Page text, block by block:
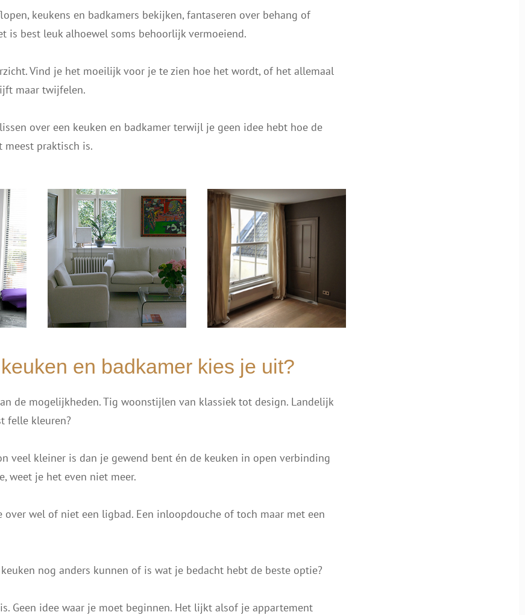
keukens en badkamers bekijken, fantaseren over behang of
is best leuk alhoewel soms behoorlijk vermoeiend.
Vind je het moeilijk voor je te zien hoe het wordt, of het allemaal
maar twijfelen.
over een keuken en badkamer terwijl je geen idee hebt hoe de
praktisch is.
en badkamer kies je uit?
de mogelijkheden. Tig woonstijlen van klassiek tot design. Landelijk
felle kleuren?
veel kleiner is dan je gewend bent én de keuken in open verbinding
weet je het even niet meer.
wel of niet een ligbad. Een inloopdouche of toch maar met een
nog anders kunnen of is wat je bedacht hebt de beste optie?
Geen idee waar je moet beginnen. Het lijkt alsof je appartement